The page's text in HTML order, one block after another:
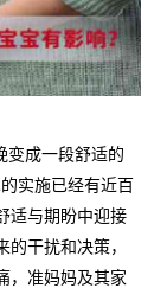
变成一段舒适的
实施已经有近百
适与期盼中迎接
干扰和决策，
，准妈妈及其家